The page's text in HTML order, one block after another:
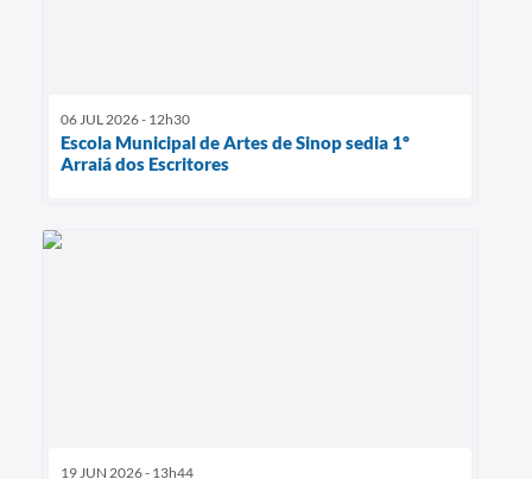
06 JUL 2026 - 12h30
Escola Municipal de Artes de Sinop sedia 1º
Arraiá dos Escritores
19 JUN 2026 - 13h44